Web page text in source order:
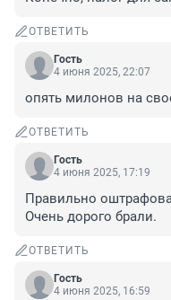
ОТВЕТИТЬ
Гость
4 июня 2025, 22:07
опять милонов на
ОТВЕТИТЬ
Гость
4 июня 2025, 17:19
Правильно
Очень дорого брали.
ОТВЕТИТЬ
Гость
4 июня 2025, 16:59